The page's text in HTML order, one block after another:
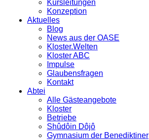
Kursleitungen
Konzeption
Aktuelles
Blog
News aus der OASE
Kloster.Welten
Kloster ABC
Impulse
Glaubensfragen
Kontakt
Abtei
Alle Gästeangebote
Kloster
Betriebe
Shûdôin Dôjô
Gymnasium der Benediktiner